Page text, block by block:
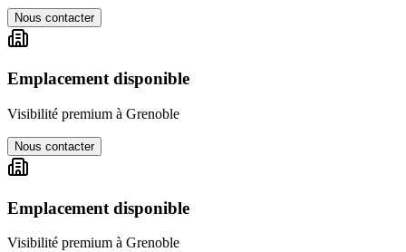
Nous contacter
Emplacement disponible
Visibilité premium à Grenoble
Nous contacter
Emplacement disponible
Visibilité premium à Grenoble